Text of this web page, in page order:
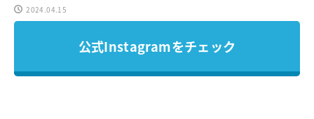
2024.04.15
公式Instagramをチェック